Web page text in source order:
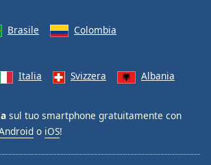
Brasile Colombia
Italia Svizzera Albania
sul tuo smartphone gratuitamente con
o iOS!